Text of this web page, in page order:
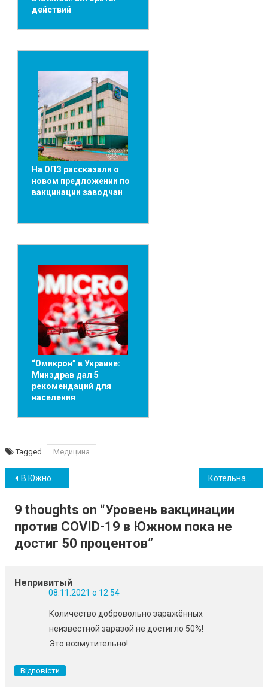
действий
На ОПЗ рассказали о
новом предложении по
вакцинации заводчан
“Омикрон” в Украине:
Минздрав дал 5
рекомендаций для
населения
Tagged Медицина
Навігація
записів
В Южном продолжают фиксировать новые случаи COVID-19 и летальные исходы
9 thoughts on “Уровень вакцинации
против COVID-19 в Южном пока не
достиг 50 процентов”
Непривитый
08.11.2021 о 12:54
Количество добровольно заражённых
неизвестной заразой не достигло 50%!
Это возмутительно!
Відповісти